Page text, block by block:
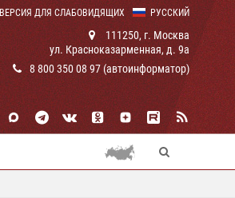
РУССКИЙ
ВЕРСИЯ ДЛЯ СЛАБОВИДЯЩИХ
111250, г. Москва
ул. Красноказарменная, д. 9а
8 800 350 08 97 (автоинформатор)